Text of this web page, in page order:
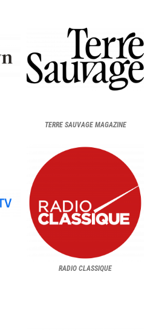
TERRE SAUVAGE MAGAZINE
RADIO CLASSIQUE